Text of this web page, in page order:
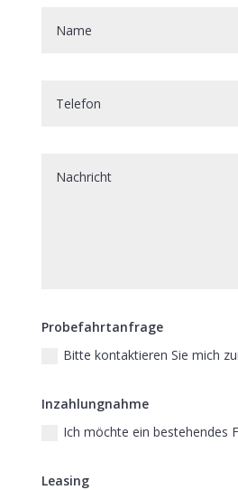
Probefahrtanfrage
Bitte kontaktieren Sie mich
Inzahlungnahme
Ich möchte ein bestehendes
Leasing